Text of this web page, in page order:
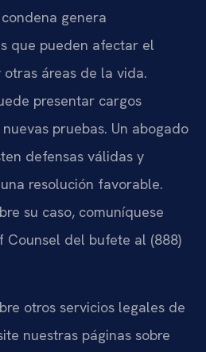
genera
que pueden afectar el
áreas de la vida.
presentar cargos
pruebas. Un abogado
defensas válidas y
resolución favorable.
su caso, comuníquese
Counsel del bufete al (888)
otros servicios legales de
nuestras páginas sobre